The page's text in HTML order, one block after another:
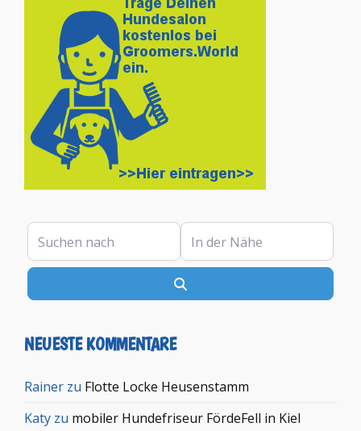
Suchen nach In der Nähe
NEUESTE KOMMENTARE
Rainer zu Flotte Locke Heusenstamm
Katy zu mobiler Hundefriseur FördeFell in Kiel